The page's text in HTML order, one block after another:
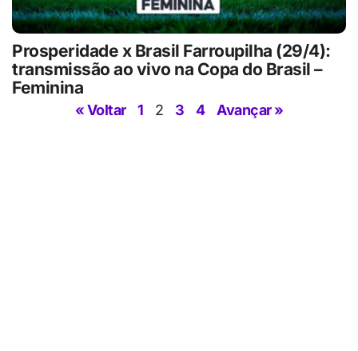
Prosperidade x Brasil Farroupilha (29/4):
transmissão ao vivo na Copa do Brasil –
Feminina
« Voltar 1 2 3 4 Avançar »